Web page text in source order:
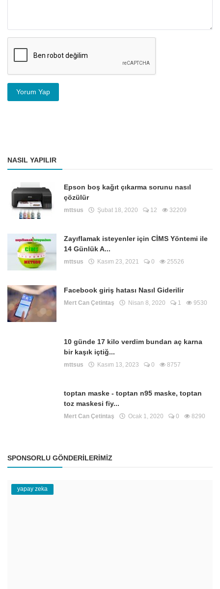
Yorum Yap
NASIL YAPILIR
Epson boş kağıt çıkarma sorunu nasıl
çözülür
mttsus Şubat 18, 2020 12 32209
Zayıflamak isteyenler için CİMS Yöntemi ile
14 Günlük A...
mttsus Kasım 23, 2021 0 25526
Facebook giriş hatası Nasıl Giderilir
Mert Can Çetintaş Nisan 8, 2020 1 9530
10 günde 17 kilo verdim bundan aç karna
bir kaşık içtiğ...
mttsus Kasım 13, 2023 0 8757
toptan maske - toptan n95 maske, toptan
toz maskesi fiy...
Mert Can Çetintaş Ocak 1, 2020 0 8290
SPONSORLU GÖNDERILERIMIZ
yapay zeka